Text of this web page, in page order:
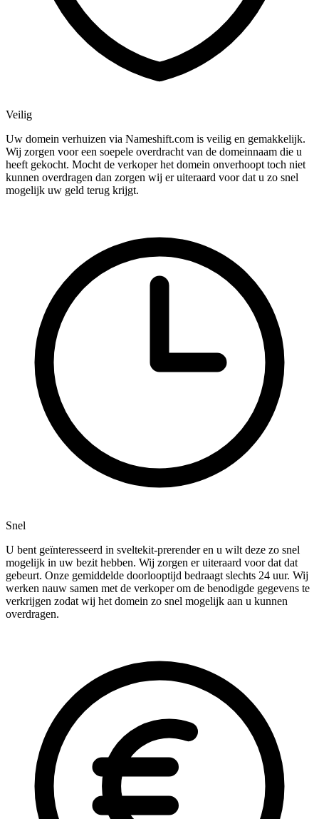
Veilig
Uw domein verhuizen via Nameshift.com is veilig en gemakkelijk.
Wij zorgen voor een soepele overdracht van de domeinnaam die u
heeft gekocht. Mocht de verkoper het domein onverhoopt toch niet
kunnen overdragen dan zorgen wij er uiteraard voor dat u zo snel
mogelijk uw geld terug krijgt.
Snel
U bent geïnteresseerd in sveltekit-prerender en u wilt deze zo snel
mogelijk in uw bezit hebben. Wij zorgen er uiteraard voor dat dat
gebeurt. Onze gemiddelde doorlooptijd bedraagt slechts 24 uur. Wij
werken nauw samen met de verkoper om de benodigde gegevens te
verkrijgen zodat wij het domein zo snel mogelijk aan u kunnen
overdragen.